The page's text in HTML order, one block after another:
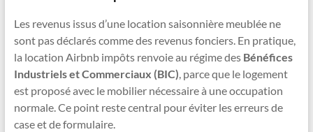
Les revenus issus d’une location saisonnière meublée ne
sont pas déclarés comme des revenus fonciers. En pratique,
la location Airbnb impôts renvoie au régime des Bénéfices
Industriels et Commerciaux (BIC), parce que le logement
est proposé avec le mobilier nécessaire à une occupation
normale. Ce point reste central pour éviter les erreurs de
case et de formulaire.